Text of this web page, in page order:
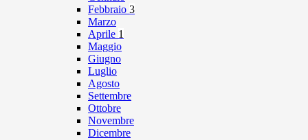
Febbraio 3
Marzo
Aprile 1
Maggio
Giugno
Luglio
Agosto
Settembre
Ottobre
Novembre
Dicembre